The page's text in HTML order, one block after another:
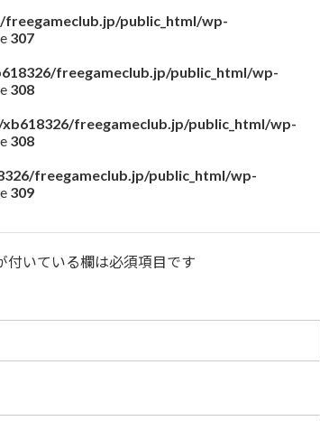
freegameclub.jp/public_html/wp-
307
freegameclub.jp/public_html/wp-
308
freegameclub.jp/public_html/wp-
308
freegameclub.jp/public_html/wp-
309
付いている欄は必須項目です